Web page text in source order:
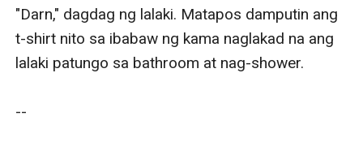
"Holyshit," mura ng isa sa mga babae.
"Huwag na tayo maglokohan dito. Wala tayo sa
pelikula para umarte ka! Papatayin pa din kita kahit